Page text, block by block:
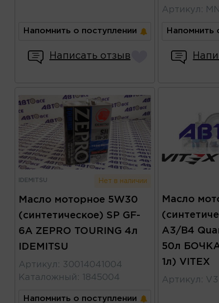
Напомнить о поступлении
Написать отзыв
Артикул :
Напомнить
IDEMITSU Нет в наличии
Масло моторное 5W30
(синтетическое) SP GF-
6A ZEPRO TOURING 4л
IDEMITSU
Артикул : 30014041004
Каталожный : 1845004
Напомнить о поступлении
Масло
A3/B4
50л
1л) VITEX
Артикул :